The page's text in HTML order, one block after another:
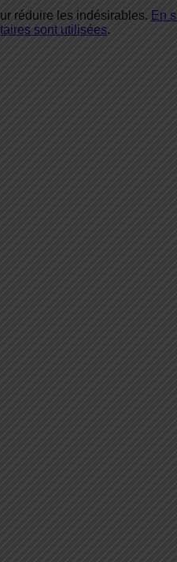
réduire les indésirables. En
sont utilisées.